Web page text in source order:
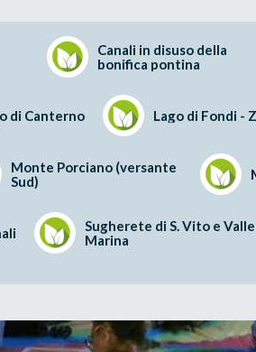
Canali in disuso della
bonifica pontina
di Canterno Lago di Fondi -
Monte Porciano (versante
Sud)
Sugherete di S. Vito e Valle
Marina